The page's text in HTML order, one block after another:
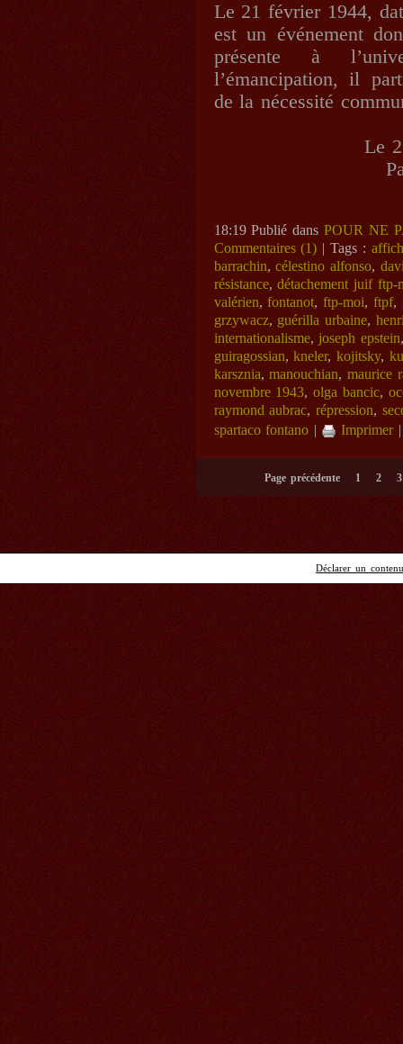
Le 21 février 1944,
est un événement
présente à
l’émancipation, il
de la nécessité
Le
18:19 Publié dansPOUR NE
Commentaires (1) | Tags :
barrachin,célestino alfonso,
résistance,détachement juif ftp-
valérien,fontanot,ftp-moi,ftpf,
grzywacz, guérilla urbaine,
internationalisme, joseph epstein
guiragossian,kneler,kojitsky,
karsznia,manouchian,maurice
novembre 1943,olga bancic,
raymond aubrac,répression,
spartaco fontano | Imprimer
Page précédente 1 2 3
Déclarer un